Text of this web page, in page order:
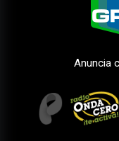
Anuncia